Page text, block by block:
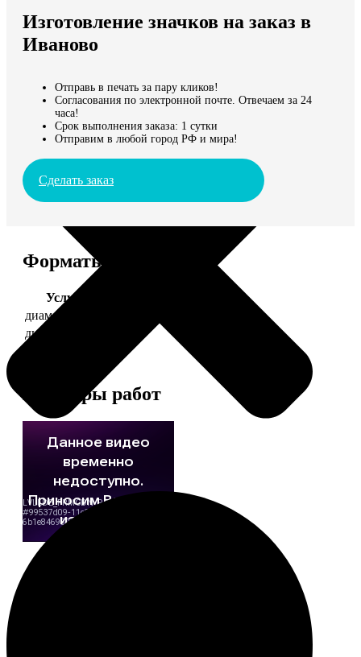
Мы доставляем по всему миру
Продолжить без города
Изготовление значков на заказ в
Иваново
Отправь в печать за пару кликов!
Согласования по электронной почте. Отвечаем за 24
часа!
Срок выполнения заказа: 1 сутки
Отправим в любой город РФ и мира!
Сделать заказ
Форматы и цены
Услуга
диаметр 37 мм
диаметр 56 мм
Примеры работ